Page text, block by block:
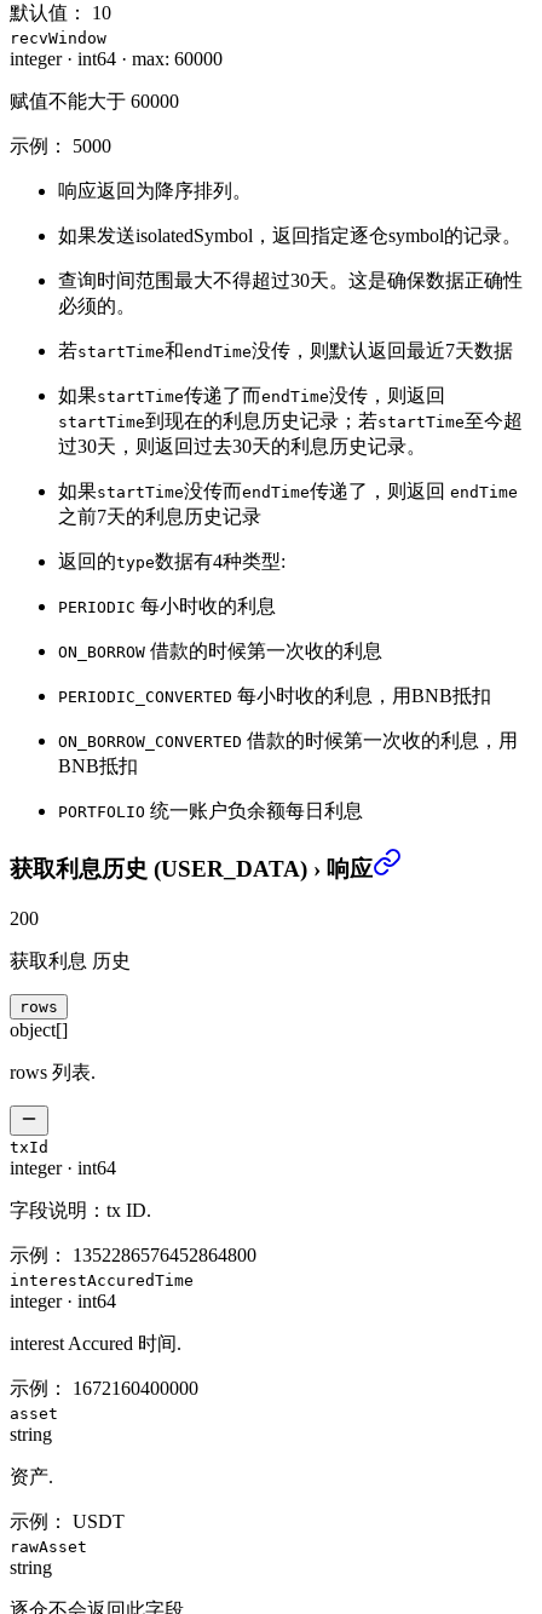
默认值：
10
recvWindow
integer· int64 · max: 60000
赋值不能大于 60000
示例： 5000
响应返回为降序排列。
如果发送isolatedSymbol，返回指定逐仓symbol的记录。
查询时间范围最大不得超过30天。这是确保数据正确性
必须的。
若startTime和endTime没传，则默认返回最近7天数据
如果startTime传递了而endTime没传，则返回
startTime到现在的利息历史记录；若startTime至今超
过30天，则返回过去30天的利息历史记录。
如果startTime没传而endTime传递了，则返回 endTime
之前7天的利息历史记录
返回的type数据有4种类型:
PERIODIC 每小时收的利息
ON_BORROW 借款的时候第一次收的利息
PERIODIC_CONVERTED 每小时收的利息，用BNB抵扣
ON_BORROW_CONVERTED 借款的时候第一次收的利息，用
BNB抵扣
PORTFOLIO 统一账户负余额每日利息
获取利息历史 (USER_DATA) › 响应
200
获取利息 历史
rows
object[]
rows 列表.
txId
integer· int64
字段说明：tx ID.
示例： 1352286576452864800
interestAccuredTime
integer· int64
interest Accured 时间.
示例： 1672160400000
asset
string
资产.
示例： USDT
rawAsset
string
逐仓不会返回此字段